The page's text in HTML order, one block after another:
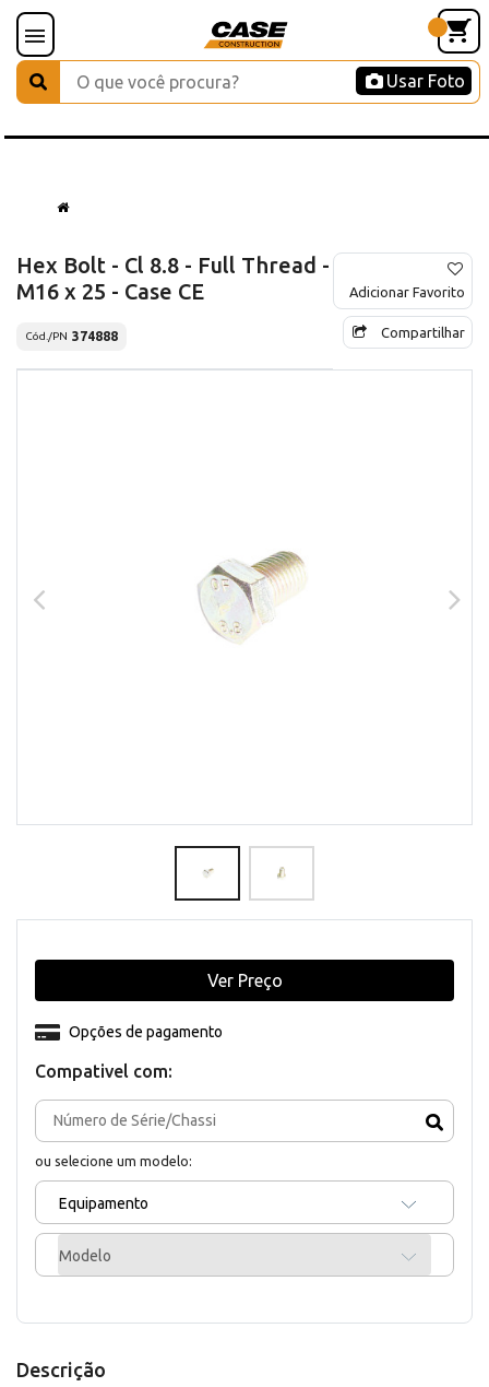
Usar Foto
Hex Bolt - Cl 8.8 - Full Thread -
M16 x 25 - Case CE
Cód./PN 374888
Adicionar Favorito
Compartilhar
Compativel com:
ou selecione um modelo:
Equipamento
Modelo
Opções de pagamento
Ver Preço
Descrição